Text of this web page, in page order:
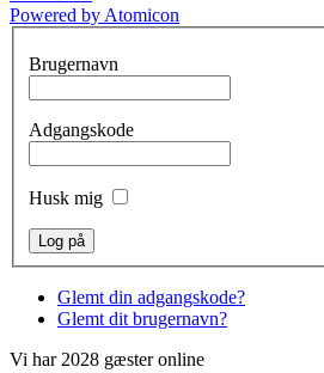
Powered by Atomicon
Brugernavn
Adgangskode
Husk mig
Glemt din adgangskode?
Glemt dit brugernavn?
Vi har 2028 gæster online